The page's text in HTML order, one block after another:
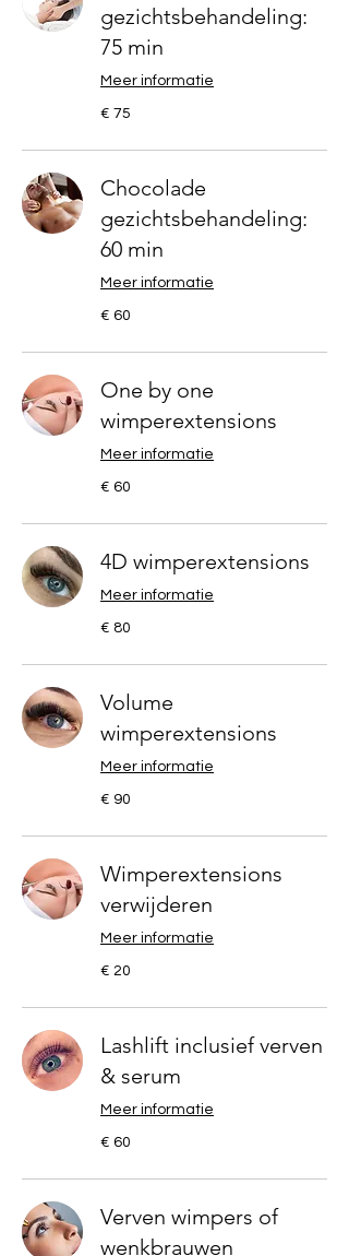
gezichtsbehandeling:
75 min
Meer informatie
75
euro
€ 75
Chocolade
gezichtsbehandeling:
60 min
Meer informatie
60
euro
€ 60
One by one
wimperextensions
Meer informatie
60
euro
€ 60
4D wimperextensions
Meer informatie
80
euro
€ 80
Volume
wimperextensions
Meer informatie
90
euro
€ 90
Wimperextensions
verwijderen
Meer informatie
20
euro
€ 20
Lashlift inclusief verven
& serum
Meer informatie
60
euro
€ 60
Verven wimpers of
wenkbrauwen